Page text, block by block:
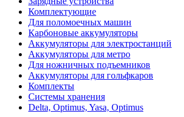
Комплектующие
Для поломоечных машин
Карбоновые аккумуляторы
Аккумуляторы для электростанций
Аккумуляторы для метро
Для ножничных подъемников
Аккумуляторы для гольфкаров
Комплекты
Системы хранения
Delta, Optimus, Yasa, Optimus